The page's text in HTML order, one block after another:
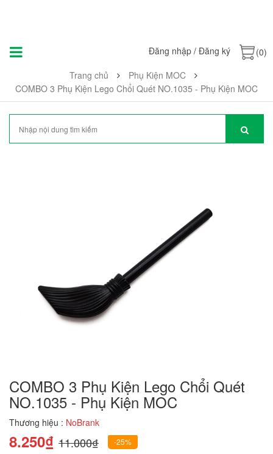
Đăng nhập / Đăng ký
(0)
Trang chủ
Phụ Kiện MOC
COMBO 3 Phụ Kiện Lego Chổi Quét NO.1035 - Phụ Kiện MOC
COMBO 3 Phụ Kiện Lego Chổi Quét
NO.1035 - Phụ Kiện MOC
Thương hiệu : NoBrank
8.250₫ 11.000₫ -25%